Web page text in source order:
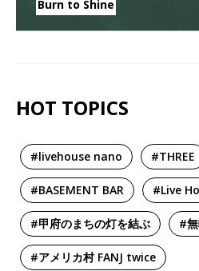
Burn to Shine
HOT TOPICS
#livehouse nano #THREE
#BASEMENT BAR #Live
#甲府のまちの灯を結ぶ #
#アメリカ村 FANJ twice